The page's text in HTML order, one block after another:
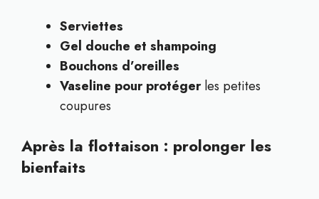
Serviettes
Gel douche et shampoing
Bouchons d’oreilles
Vaseline pour protégerles petites
coupures
Après la flottaison : prolonger les
bienfaits